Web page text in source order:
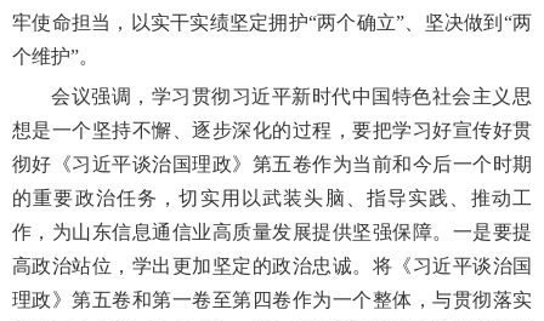
牢使命担当，以实干实绩坚定拥护“两个确立”、坚决做到“两
个维护”。
会议强调，学习贯彻习近平新时代中国特色社会主义思
想是一个坚持不懈、逐步深化的过程，要把学习好宣传好贯
彻好《习近平谈治国理政》第五卷作为当前和今后一个时期
的重要政治任务，切实用以武装头脑、指导实践、推动工
作，为山东信息通信业高质量发展提供坚强保障。一是要提
高政治站位，学出更加坚定的政治忠诚。将《习近平谈治国
理政》第五卷和第一卷至第四卷作为一个整体，与贯彻落实